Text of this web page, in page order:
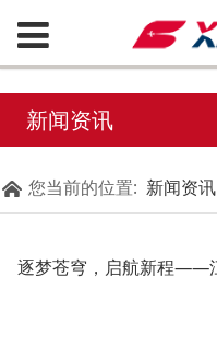
新闻资讯
您当前的位置: 新闻资讯